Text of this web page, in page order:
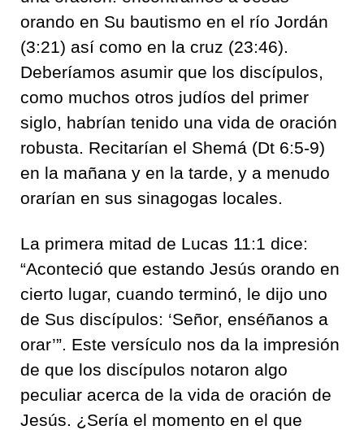
orando en Su bautismo en el río Jordán
(3:21) así como en la cruz (23:46).
Deberíamos asumir que los discípulos,
como muchos otros judíos del primer
siglo, habrían tenido una vida de oración
robusta. Recitarían el Shemá (Dt 6:5-9)
en la mañana y en la tarde, y a menudo
orarían en sus sinagogas locales.
La primera mitad de Lucas 11:1 dice:
“Aconteció que estando Jesús orando en
cierto lugar, cuando terminó, le dijo uno
de Sus discípulos: ‘Señor, enséñanos a
orar’”. Este versículo nos da la impresión
de que los discípulos notaron algo
peculiar acerca de la vida de oración de
Jesús. ¿Sería el momento en el que